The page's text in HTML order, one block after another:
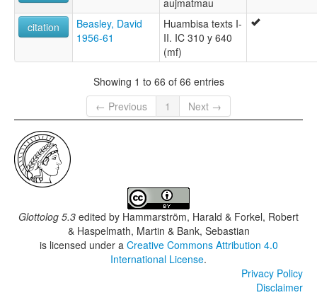
aujmatmau
citation
Beasley, David
1956-61
Huambisa texts I-
II. IC 310 y 640
(mf)
Showing 1 to 66 of 66 entries
← Previous
1 Next →
Glottolog 5.3 edited by Hammarström, Harald & Forkel, Robert
& Haspelmath, Martin & Bank, Sebastian
is licensed under a Creative Commons Attribution 4.0
International License.
Privacy Policy
Disclaimer